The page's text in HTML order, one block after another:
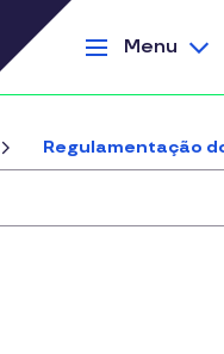
Menu
Regulamentação